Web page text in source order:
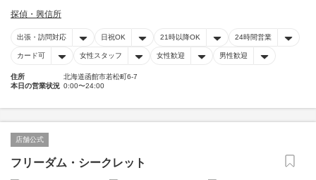
探偵・興信所
出張・訪問対応 日祝OK 21時以降OK 24時間営業
カード可 女性スタッフ 女性歓迎 男性歓迎
住所
北海道函館市若松町6-7
本日の営業状況 0:00〜24:00
店舗公式
フリーダム・シークレット